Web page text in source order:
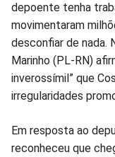
depoente tenha
movimentaram
desconfiar de nada.
Marinho (PL-RN)
inverossímil” que
irregularidades
Em resposta ao
reconheceu que